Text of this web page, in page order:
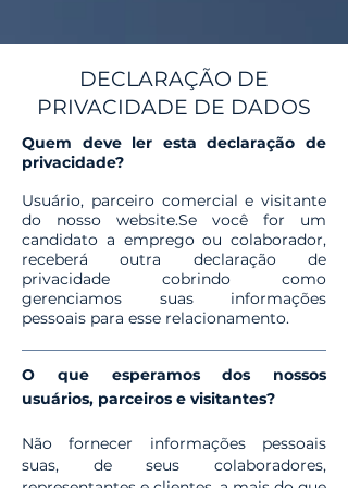
DECLARAÇÃO DE
PRIVACIDADE DE DADOS
Quem deve ler esta declaração de
privacidade?
Usuário, parceiro comercial e visitante
do nosso website.Se você for um
candidato a emprego ou colaborador,
receberá outra declaração de
privacidade cobrindo como
gerenciamos suas informações
pessoais para esse relacionamento.
O que esperamos dos nossos
usuários, parceiros e visitantes?
Não fornecer informações pessoais
suas, de seus colaboradores,